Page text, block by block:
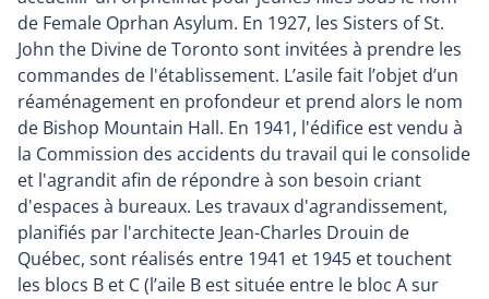
de Female Oprhan Asylum. En 1927, les Sisters of St.
John the Divine de Toronto sont invitées à prendre les
commandes de l'établissement. L’asile fait l’objet d’un
réaménagement en profondeur et prend alors le nom
de Bishop Mountain Hall. En 1941, l'édifice est vendu à
la Commission des accidents du travail qui le consolide
et l'agrandit afin de répondre à son besoin criant
d'espaces à bureaux. Les travaux d'agrandissement,
planifiés par l'architecte Jean-Charles Drouin de
Québec, sont réalisés entre 1941 et 1945 et touchent
les blocs B et C (l’aile B est située entre le bloc A sur